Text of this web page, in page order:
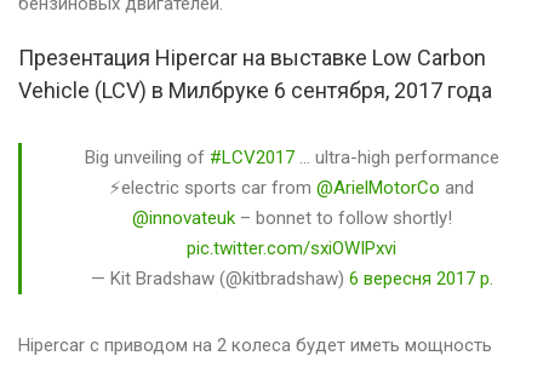
Презентация Hipercar на выставке Low Carbon
Vehicle (LCV) в Милбруке 6 сентября, 2017 года
Big unveiling of #LCV2017… ultra-high performance
⚡️electric sports car from @ArielMotorCo and
@innovateuk– bonnet to follow shortly!
pic.twitter.com/sxiOWIPxvi
— Kit Bradshaw (@kitbradshaw) 6 вересня 2017 р.
Hipercar с приводом на 2 колеса будет иметь мощность